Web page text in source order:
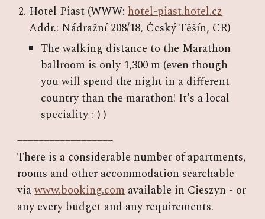
Hotel Piast (WWW:hotel-piast.hotel.cz
Addr.: Nádražní 208/18, Český Těšín, CR)
The walking distance to the Marathon
ballroom is only 1,300 m (even though
you will spend the night in a different
country than the marathon! It's a local
speciality :-) )
__________________
There is a considerable number of apartments,
rooms and other accommodation searchable
viawww.booking.comavailable in Cieszyn - or
any every budget and any requirements.